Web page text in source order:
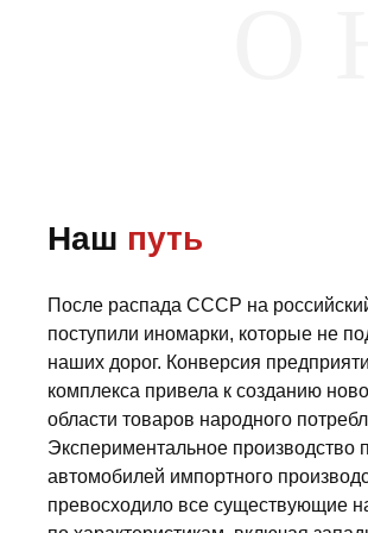
Наш путь
После распада СССР на
поступили иномарки, которые не
наших дорог. Конверсия
комплекса привела к созданию
области товаров народного
Экспериментальное производство
автомобилей импортного
превосходило все существующие